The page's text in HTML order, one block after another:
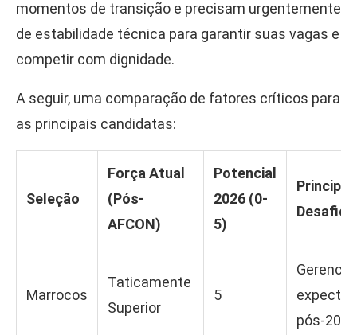
momentos de transição e precisam urgentemente
de estabilidade técnica para garantir suas vagas e
competir com dignidade.
A seguir, uma comparação de fatores críticos para
as principais candidatas:
Seleção
Força Atual
(Pós-
AFCON)
Potencial
2026 (0-
5)
Principal
Desafio
Marrocos
Taticamente
Superior
5
pós-